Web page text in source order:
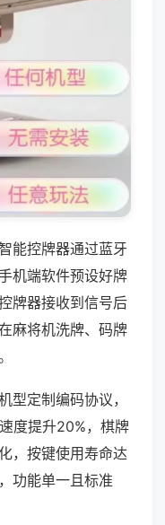
能控牌器通过蓝牙
机端软件预设好牌
牌器接收到信号后
麻将机洗牌、码牌
型定制编码协议，
度提升20%，棋牌
，按键使用寿命达
功能单一且标准